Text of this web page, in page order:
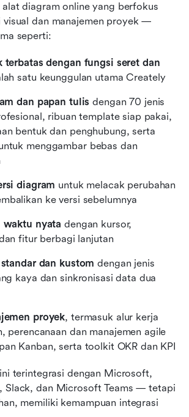
diagram online yang berfokus
visual dan manajemen proyek —
seperti:
terbatas dengan fungsi seret dan
satu keunggulan utama Creately
dan papan tulis dengan 70 jenis
ribuan template siap pakai,
bentuk dan penghubung, serta
menggambar bebas dan
diagram untuk melacak perubahan
ke versi sebelumnya
waktu nyata dengan kursor,
fitur berbagi lanjutan
dan kustom dengan jenis
kaya dan sinkronisasi data dua
proyek, termasuk alur kerja
perencanaan dan manajemen agile
Kanban, serta toolkit OKR dan KPI
terintegrasi dengan Microsoft,
Slack, dan Microsoft Teams — tetapi
memiliki kemampuan integrasi